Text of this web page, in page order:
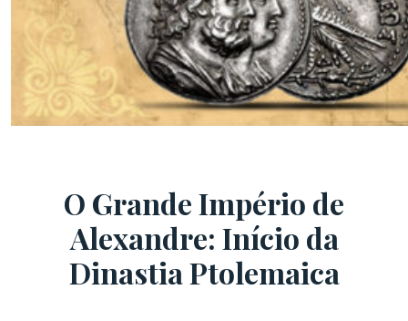
O Grande Império de
Alexandre: Início da
Dinastia Ptolemaica